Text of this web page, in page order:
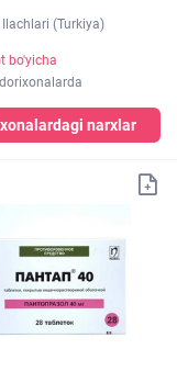
(Turkiya)
bo'yicha
narxlar